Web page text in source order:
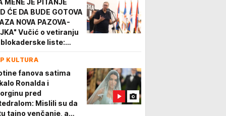
MENE JE PITANJE
ĆE DA BUDE GOTOVA
NOVA PAZOVA-
Vučić o vetiranju
liste:
toliko
KULTURA
fanova satima
Ronalda i
pred
Mislili su da
tajno venčanje, a